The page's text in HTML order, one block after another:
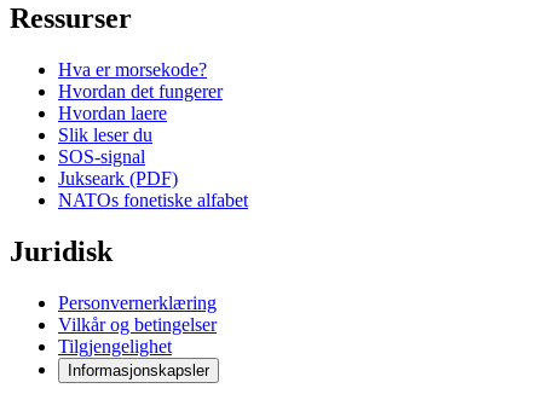
Ressurser
Hva er morsekode?
Hvordan det fungerer
Hvordan laere
Slik leser du
SOS-signal
Jukseark (PDF)
NATOs fonetiske alfabet
Juridisk
Personvernerklæring
Vilkår og betingelser
Tilgjengelighet
Informasjonskapsler